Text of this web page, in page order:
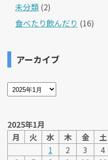
未分類 (2)
食べたり飲んだり (16)
アーカイブ
2025年1月
月
火 水 木 金 土
1
2 3 4